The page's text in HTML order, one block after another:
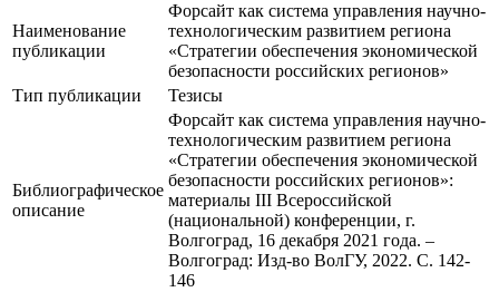
Наименование
публикации
Форсайт как система управления научно-
технологическим развитием региона
«Стратегии обеспечения экономической
безопасности российских регионов»
Тип публикации
Тезисы
Библиографическое
описание
Форсайт как система управления научно-
технологическим развитием региона
«Стратегии обеспечения экономической
безопасности российских регионов»:
материалы III Всероссийской
(национальной) конференции, г.
Волгоград, 16 декабря 2021 года. –
Волгоград: Изд-во ВолГУ, 2022. С. 142-
146